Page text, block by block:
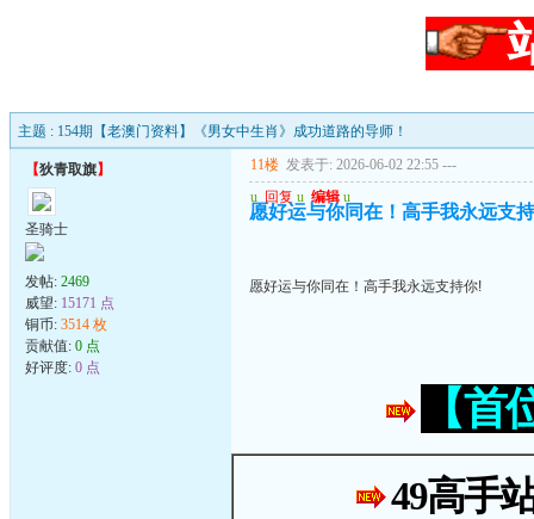
主题 : 154期【老澳门资料】《男女中生肖》成功道路的导师！
【狄青取旗】
圣骑士
发帖: 2469
威望: 15171 点
铜币: 3514 枚
贡献值: 0 点
好评度: 0 点
11楼 发表于: 2026-06-02 22:55 ---
u 回复 u 编辑 u
愿好运与你同在！高手我永远支
愿好运与你同在！高手我永远支持你!
【
49高手